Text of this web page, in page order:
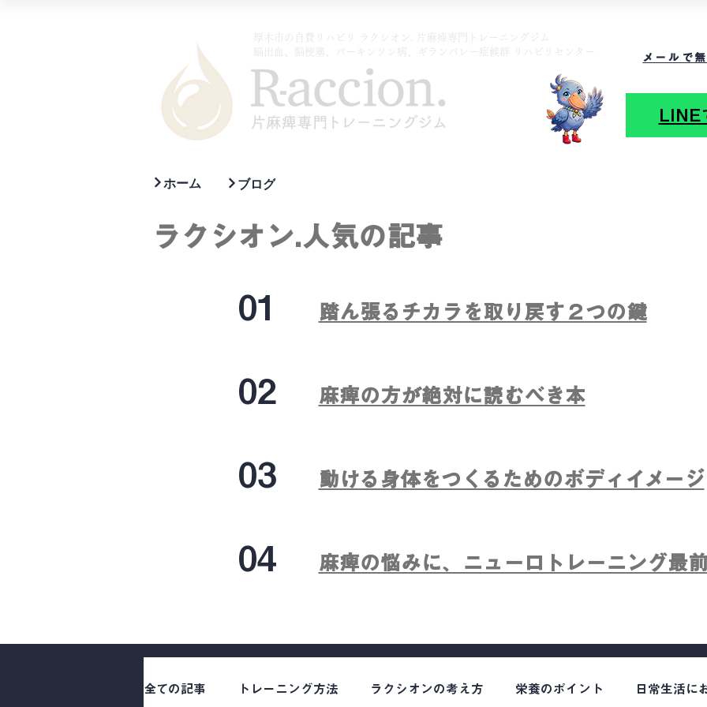
LINE
メールで
厚木市の自費リハビリ ラクシオン. 片麻痺専門トレーニングジム
​脳出血、脳梗塞、パーキンソン病、ギランバレー症候群 リハビリセンター
ホーム ブログ
ラクシオン.人気の記事
01 踏ん張るチカラを取り戻す２つの鍵
02 麻痺の方が絶対に読むべき本
03 動ける身体をつくるためのボディイメージ
04 麻痺の悩みに、ニューロトレーニング最
全ての記事 トレーニング方法 ラクシオンの考え方 栄養のポイント 日常生活に